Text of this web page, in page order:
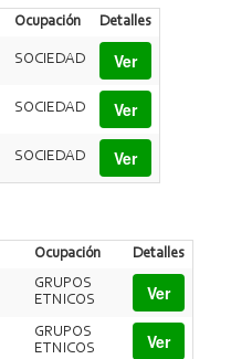
Ocupación Detalles
SOCIEDAD Ver
SOCIEDAD Ver
SOCIEDAD Ver
Ocupación
Detalles
GRUPOS
ETNICOS
Ver
GRUPOS
ETNICOS
Ver